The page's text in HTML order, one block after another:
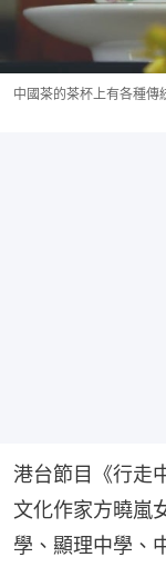
中國茶的茶杯上有各種傳
港台節目《行走
文化作家方曉嵐
學、顯理中學、